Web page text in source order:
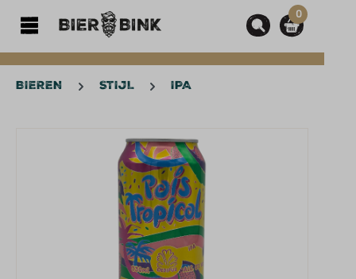
0
BIEREN STIJL IPA
Afbeeldingengalerij overslaan